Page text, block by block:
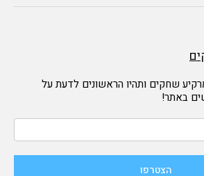
שחקים ותהיו הראשונים לדעת על
באתר!